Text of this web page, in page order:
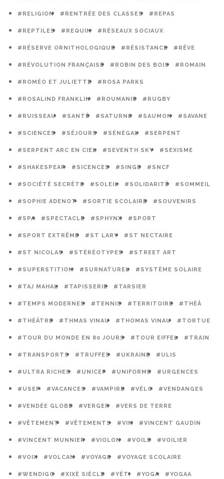
#RELIGION #RENTRÉE DES CLASSES #REPAS
#REPTILES #REQUIN #RÉSEAUX SOCIAUX
#RÉSERVE ORNITHOLOGIQUE #RÉSISTANCE #RÊVE
#RÉVOLUTION FRANÇAISE #ROBIN DES BOIS #ROMAIN
#ROMÉO ET JULIETTE #ROSA PARKS
#ROSALIND FRANKLIN #ROUMANIE #RUGBY
#RUISSEAU #SANTÉ #SATURNE #SAUMON #SAVANE
#SCIENCES #SÉJOURS #SÉNÉGAL #SERPENT
#SERPENT ARC EN CIEL #SEVENTH SKY #SEXISME
#SHAKESPEAR #SICENCES #SINGE #SNCF
#SOCIÉTÉ SECRÈTE #SOLEIL #SOLIDARITÉ #SOMMEIL
#SOPHIE ADENOT #SORTIE SCOLAIRE #SOUVENIRS
#SPA #SPECTACLE #SPHYNX #SPORT
#SPORT EXTRÊME #ST LARY #ST NECTAIRE
#ST NICOLAS #STÉRÉOTYPES #STREET ART
#SUPERSTITION #SURNATUREL #SYSTÈME SOLAIRE
#TAJ MAHAL #TAPISSERIE #TARSIER
#TEMPS MODERNES #TENNIS #TERRITOIRE #THÉÂ
#THÉÂTRE #THMAS VINAU #THOMAS VINAU #TORTUE
#TOUR DU MONDE EN 80 JOURS #TOUR EIFFEL #TRAIN
#TRANSPORTS #TRUFFES #UKRAINE #ULIS
#ULTRA RICHES #UNICEF #UNIFORME #URGENCES
#USEP #VACANCES #VAMPIRE #VÉLO #VENDANGES
#VENDÉE GLOBE #VERGER #VERS DE TERRE
#VÊTEMENT #VÊTEMENTS #VIN #VINCENT GAUDIN
#VINCENT MUNNIER #VIOLON #VOILE #VOILIER
#VOIX #VOLCAN #VOYAGE #VOYAGE SCOLAIRE
#WENDIGO #XIXÈ SIÈCLE #YÉTI #YOGA #YOGAA